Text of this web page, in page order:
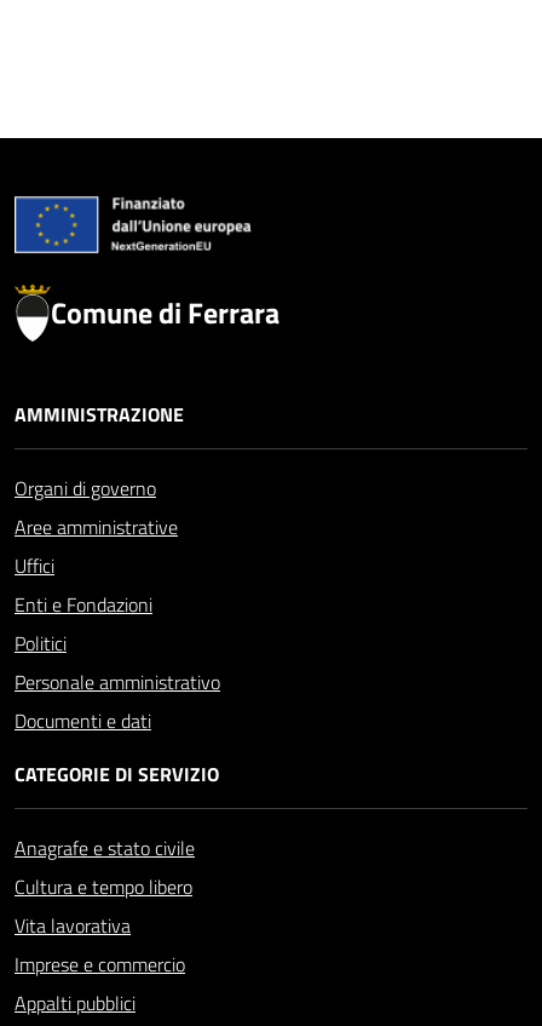
Comune di Ferrara
AMMINISTRAZIONE
Organi di governo
Aree amministrative
Uffici
Enti e Fondazioni
Politici
Personale amministrativo
Documenti e dati
CATEGORIE DI SERVIZIO
Anagrafe e stato civile
Cultura e tempo libero
Vita lavorativa
Imprese e commercio
Appalti pubblici